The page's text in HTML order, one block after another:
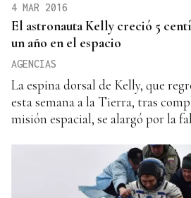
4 MAR 2016
El astronauta Kelly creció 5
un año en el espacio
AGENCIAS
La espina dorsal de Kelly, que
esta semana a la Tierra, tras
misión espacial, se alargó por la